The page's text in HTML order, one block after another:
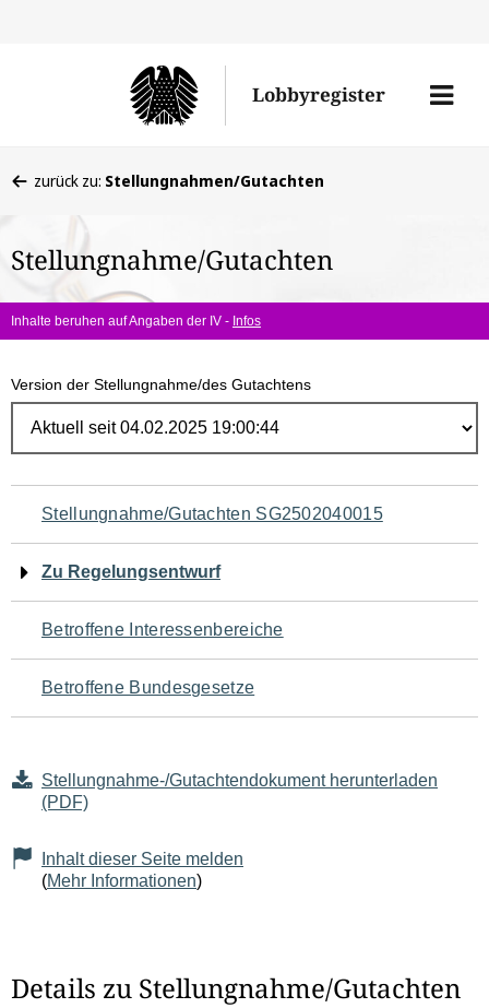
Lobbyregister
Menü
befinden
hier:
zurück zu: Stellungnahmen/Gutachten
Stellungnahme/Gutachten
Inhalte beruhen auf Angaben der IV - Infos
Version der Stellungnahme/des Gutachtens
Navigation
für
den
Seiteninhalt
Stellungnahme/Gutachten SG2502040015
Zu Regelungsentwurf
Betroffene Interessenbereiche
Betroffene Bundesgesetze
Stellungnahme-/Gutachtendokument herunterladen
(PDF)
Inhalt dieser Seite melden
(Mehr Informationen)
Details zu Stellungnahme/Gutachten